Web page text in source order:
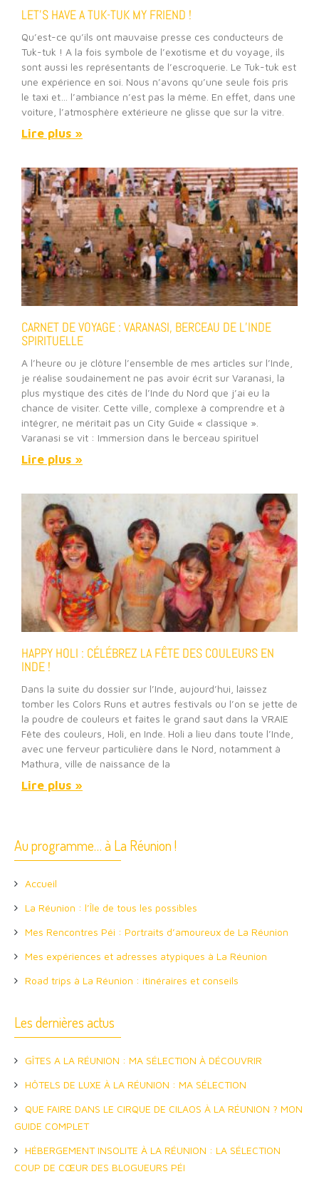
LET’S HAVE A TUK-TUK MY FRIEND !
Qu’est-ce qu’ils ont mauvaise presse ces conducteurs de
Tuk-tuk ! A la fois symbole de l’exotisme et du voyage, ils
sont aussi les représentants de l’escroquerie. Le Tuk-tuk est
une expérience en soi. Nous n’avons qu’une seule fois pris
le taxi et… l’ambiance n’est pas la même. En effet, dans une
voiture, l’atmosphère extérieure ne glisse que sur la vitre.
Lire plus »
CARNET DE VOYAGE : VARANASI, BERCEAU DE L’INDE
SPIRITUELLE
A l’heure ou je clôture l’ensemble de mes articles sur l’Inde,
je réalise soudainement ne pas avoir écrit sur Varanasi, la
plus mystique des cités de l’Inde du Nord que j’ai eu la
chance de visiter. Cette ville, complexe à comprendre et à
intégrer, ne méritait pas un City Guide « classique ».
Varanasi se vit : Immersion dans le berceau spirituel
Lire plus »
HAPPY HOLI : CÉLÉBREZ LA FÊTE DES COULEURS EN
INDE !
Dans la suite du dossier sur l’Inde, aujourd’hui, laissez
tomber les Colors Runs et autres festivals ou l’on se jette de
la poudre de couleurs et faites le grand saut dans la VRAIE
Fête des couleurs, Holi, en Inde. Holi a lieu dans toute l’Inde,
avec une ferveur particulière dans le Nord, notamment à
Mathura, ville de naissance de la
Lire plus »
Au programme… à La Réunion !
Accueil
La Réunion : l’Île de tous les possibles
Mes Rencontres Péi : Portraits d’amoureux de La Réunion
Mes expériences et adresses atypiques à La Réunion
Road trips à La Réunion : itinéraires et conseils
Les dernières actus
GÎTES A LA RÉUNION : MA SÉLECTION À DÉCOUVRIR
HÔTELS DE LUXE À LA RÉUNION : MA SÉLECTION
QUE FAIRE DANS LE CIRQUE DE CILAOS À LA RÉUNION ? MON
GUIDE COMPLET
HÉBERGEMENT INSOLITE À LA RÉUNION : LA SÉLECTION
COUP DE CŒUR DES BLOGUEURS PÉI